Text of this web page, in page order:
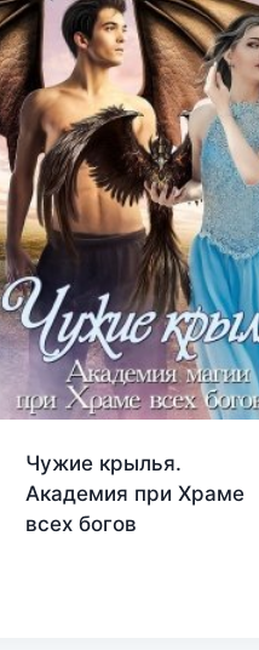
Чужие крылья.
Академия при Храме
всех богов